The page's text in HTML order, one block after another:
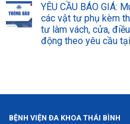
YÊU CẦU BÁO GIÁ:
các vật tư phụ kèm
tư làm vách, cửa,
động theo yêu cầu
BỆNH VIỆN ĐA KHOA THÁI BÌNH